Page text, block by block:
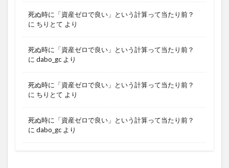
死ぬ時に「資産ゼロで良い」という計算って当たり前？
に ちりとて より
死ぬ時に「資産ゼロで良い」という計算って当たり前？
に dabo_gc より
死ぬ時に「資産ゼロで良い」という計算って当たり前？
に ちりとて より
死ぬ時に「資産ゼロで良い」という計算って当たり前？
に dabo_gc より